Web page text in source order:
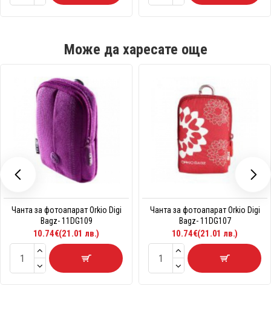
Може да харесате още
Чанта за фотоапарат Orkio Digi
Bagz- 11DG109
10.74€(21.01 лв.)
Чанта за фотоапарат Orkio Digi
Bagz- 11DG107
10.74€(21.01 лв.)